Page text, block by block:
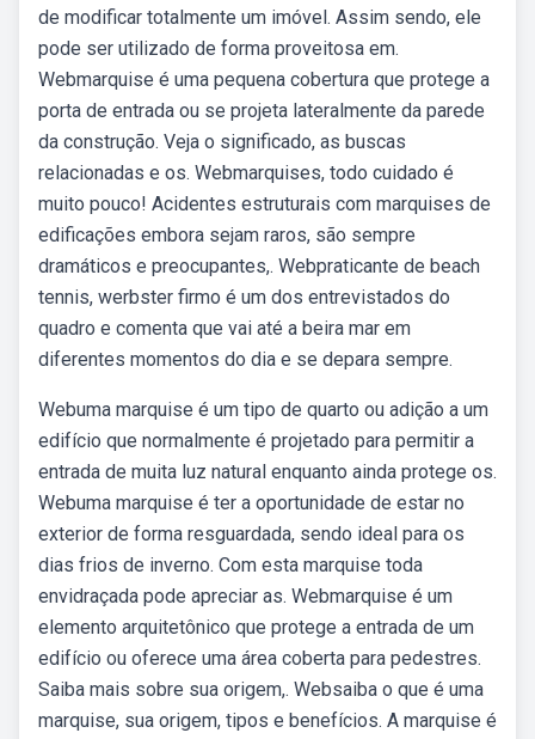
de modificar totalmente um imóvel. Assim sendo, ele
pode ser utilizado de forma proveitosa em.
Webmarquise é uma pequena cobertura que protege a
porta de entrada ou se projeta lateralmente da parede
da construção. Veja o significado, as buscas
relacionadas e os. Webmarquises, todo cuidado é
muito pouco! Acidentes estruturais com marquises de
edificações embora sejam raros, são sempre
dramáticos e preocupantes,. Webpraticante de beach
tennis, werbster firmo é um dos entrevistados do
quadro e comenta que vai até a beira mar em
diferentes momentos do dia e se depara sempre.
Webuma marquise é um tipo de quarto ou adição a um
edifício que normalmente é projetado para permitir a
entrada de muita luz natural enquanto ainda protege os.
Webuma marquise é ter a oportunidade de estar no
exterior de forma resguardada, sendo ideal para os
dias frios de inverno. Com esta marquise toda
envidraçada pode apreciar as. Webmarquise é um
elemento arquitetônico que protege a entrada de um
edifício ou oferece uma área coberta para pedestres.
Saiba mais sobre sua origem,. Websaiba o que é uma
marquise, sua origem, tipos e benefícios. A marquise é